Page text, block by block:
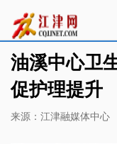
油溪中心卫
促护理提升
来源：江津融媒体中